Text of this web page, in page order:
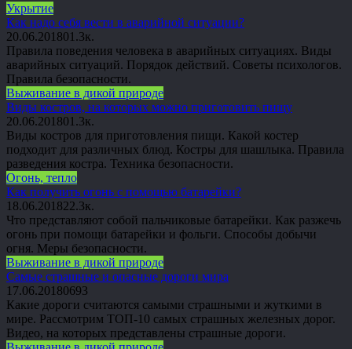
Укрытие
Как надо себя вести в аварийной ситуации?
20.06.201801.3к.
Правила поведения человека в аварийных ситуациях. Виды
аварийных ситуаций. Порядок действий. Советы психологов.
Правила безопасности.
Выживание в дикой природе
Виды костров, на которых можно приготовить пищу
20.06.201801.3к.
Виды костров для приготовления пищи. Какой костер
подходит для различных блюд. Костры для шашлыка. Правила
разведения костра. Техника безопасности.
Огонь, тепло
Как получить огонь с помощью батарейки?
18.06.201822.3к.
Что представляют собой пальчиковые батарейки. Как разжечь
огонь при помощи батарейки и фольги. Способы добычи
огня. Меры безопасности.
Выживание в дикой природе
Самые страшные и опасные дороги мира
17.06.20180693
Какие дороги считаются самыми страшными и жуткими в
мире. Рассмотрим ТОП-10 самых страшных железных дорог.
Видео, на которых представлены страшные дороги.